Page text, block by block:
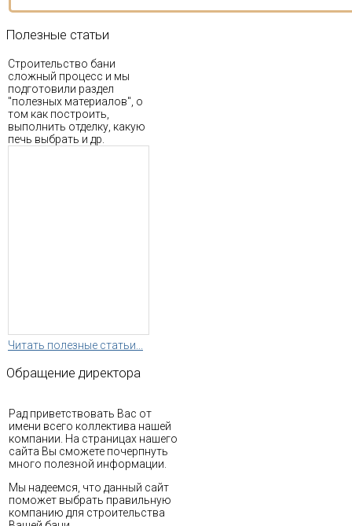
Полезные статьи
Строительство бани
сложный процесс и мы
подготовили раздел
"полезных материалов", о
том как построить,
выполнить отделку, какую
печь выбрать и др.
Читать полезные статьи...
Обращение директора
Рад приветствовать Вас от
имени всего коллектива нашей
компании. На страницах нашего
сайта Вы сможете почерпнуть
много полезной информации.
Мы надеемся, что данный сайт
поможет выбрать правильную
компанию для строительства